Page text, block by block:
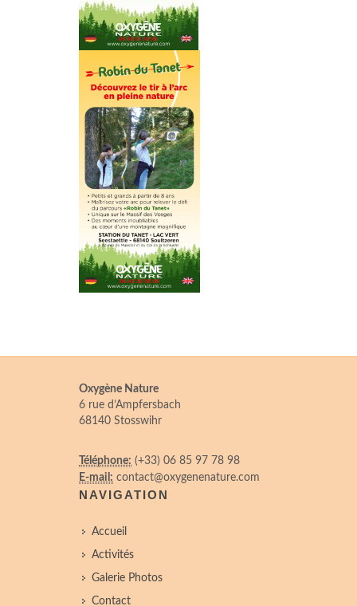
Oxygène Nature
6 rue d’Ampfersbach
68140 Stosswihr
Téléphone: (+33) 06 85 97 78 98
E-mail: contact@oxygenenature.com
NAVIGATION
Accueil
Activités
Galerie Photos
Contact